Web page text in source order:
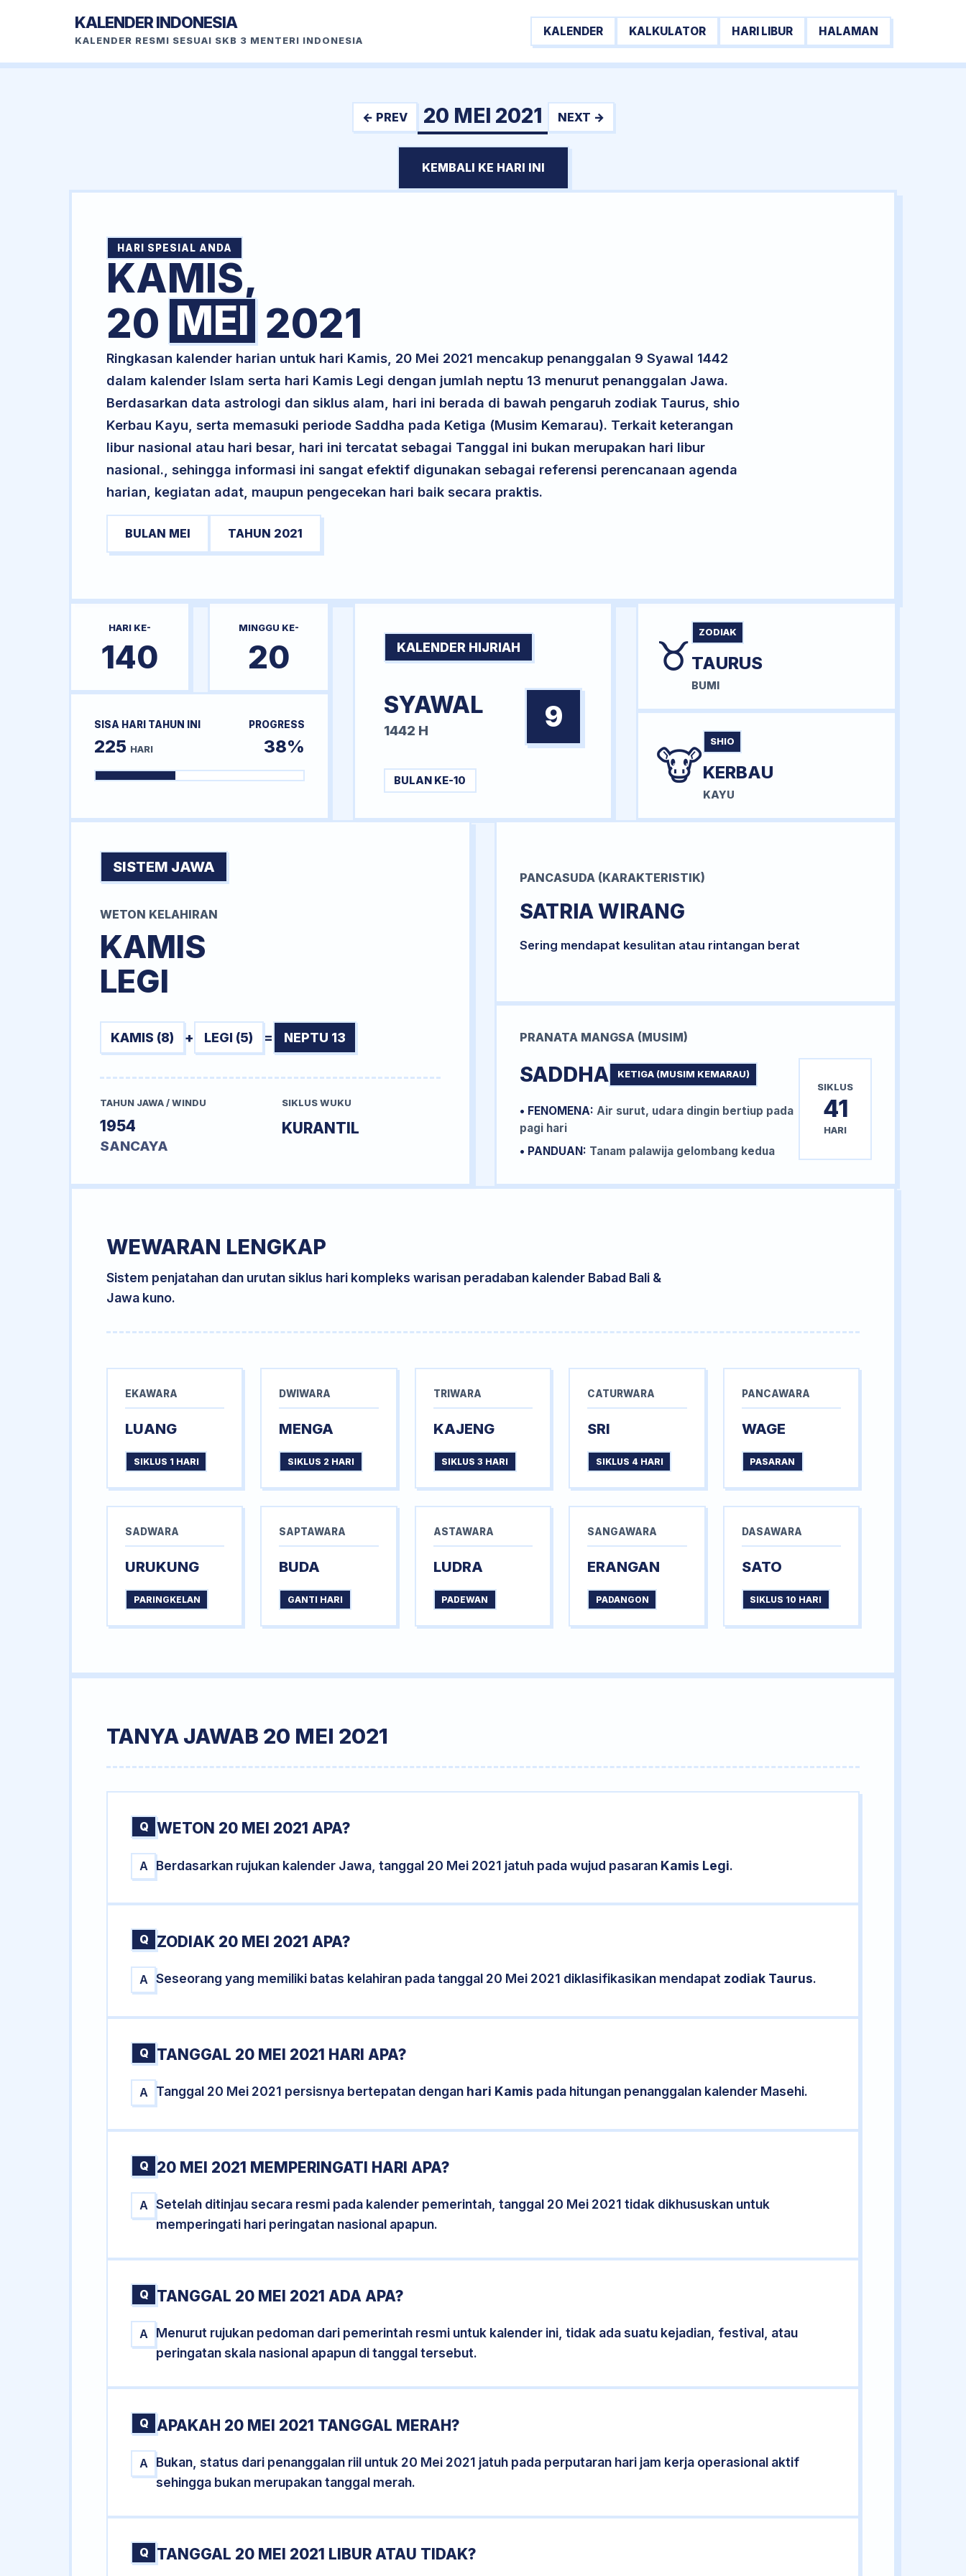
KALENDER INDONESIA
KALENDER RESMI SESUAI SKB 3 MENTERI INDONESIA
KALENDER KALKULATOR HARI LIBUR HALAMAN
← PREV 20 MEI 2021 NEXT →
KEMBALI KE HARI INI
HARI SPESIAL ANDA
KAMIS,
20 MEI 2021
Ringkasan kalender harian untuk hari Kamis, 20 Mei 2021 mencakup penanggalan 9 Syawal 1442
dalam kalender Islam serta hari Kamis Legi dengan jumlah neptu 13 menurut penanggalan Jawa.
Berdasarkan data astrologi dan siklus alam, hari ini berada di bawah pengaruh zodiak Taurus, shio
Kerbau Kayu, serta memasuki periode Saddha pada Ketiga (Musim Kemarau). Terkait keterangan
libur nasional atau hari besar, hari ini tercatat sebagai Tanggal ini bukan merupakan hari libur
nasional., sehingga informasi ini sangat efektif digunakan sebagai referensi perencanaan agenda
harian, kegiatan adat, maupun pengecekan hari baik secara praktis.
BULAN MEI TAHUN 2021
HARI KE-
140
MINGGU KE-
20
SISA HARI TAHUN INI
225 HARI
PROGRESS
38%
KALENDER HIJRIAH
SYAWAL
1442 H 9
BULAN KE-10
♉ ZODIAK
TAURUS
BUMI
🐮 SHIO
KERBAU
KAYU
SISTEM JAWA
WETON KELAHIRAN
KAMIS
LEGI
KAMIS (8) + LEGI (5) = NEPTU 13
TAHUN JAWA / WINDU
1954
SANCAYA
SIKLUS WUKU
KURANTIL
PANCASUDA (KARAKTERISTIK)
SATRIA WIRANG
Sering mendapat kesulitan atau rintangan berat
PRANATA MANGSA (MUSIM)
SADDHA KETIGA (MUSIM KEMARAU)
• FENOMENA: Air surut, udara dingin bertiup pada
pagi hari
• PANDUAN: Tanam palawija gelombang kedua
SIKLUS
41
HARI
WEWARAN LENGKAP
Sistem penjatahan dan urutan siklus hari kompleks warisan peradaban kalender Babad Bali &
Jawa kuno.
EKAWARA
LUANG
SIKLUS 1 HARI
DWIWARA
MENGA
SIKLUS 2 HARI
TRIWARA
KAJENG
SIKLUS 3 HARI
CATURWARA
SRI
SIKLUS 4 HARI
PANCAWARA
WAGE
PASARAN
SADWARA
URUKUNG
PARINGKELAN
SAPTAWARA
BUDA
GANTI HARI
ASTAWARA
LUDRA
PADEWAN
SANGAWARA
ERANGAN
PADANGON
DASAWARA
SATO
SIKLUS 10 HARI
TANYA JAWAB 20 MEI 2021
Q WETON 20 MEI 2021 APA?
A Berdasarkan rujukan kalender Jawa, tanggal 20 Mei 2021 jatuh pada wujud pasaran Kamis Legi.
Q ZODIAK 20 MEI 2021 APA?
A Seseorang yang memiliki batas kelahiran pada tanggal 20 Mei 2021 diklasifikasikan mendapat zodiak Taurus.
Q TANGGAL 20 MEI 2021 HARI APA?
A Tanggal 20 Mei 2021 persisnya bertepatan dengan hari Kamis pada hitungan penanggalan kalender Masehi.
Q 20 MEI 2021 MEMPERINGATI HARI APA?
A
Setelah ditinjau secara resmi pada kalender pemerintah, tanggal 20 Mei 2021 tidak dikhususkan untuk
memperingati hari peringatan nasional apapun.
Q TANGGAL 20 MEI 2021 ADA APA?
A
Menurut rujukan pedoman dari pemerintah resmi untuk kalender ini, tidak ada suatu kejadian, festival, atau
peringatan skala nasional apapun di tanggal tersebut.
Q APAKAH 20 MEI 2021 TANGGAL MERAH?
A
Bukan, status dari penanggalan riil untuk 20 Mei 2021 jatuh pada perputaran hari jam kerja operasional aktif
sehingga bukan merupakan tanggal merah.
Q TANGGAL 20 MEI 2021 LIBUR ATAU TIDAK?